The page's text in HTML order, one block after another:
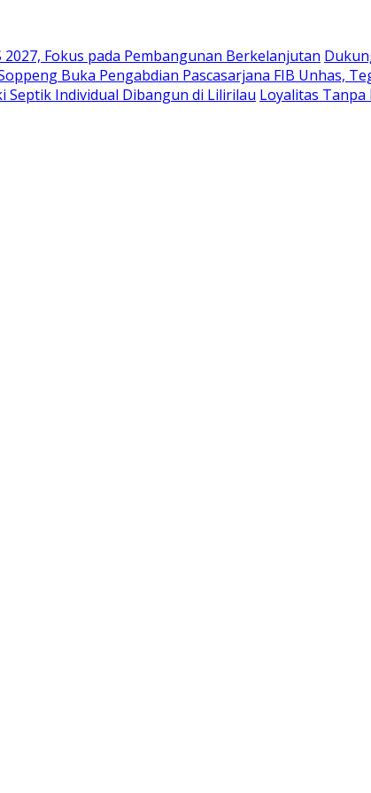
2027, Fokus pada Pembangunan Berkelanjutan
Buka Pengabdian Pascasarjana FIB Unhas,
Septik Individual Dibangun di Lilirilau Loyalitas Tanpa